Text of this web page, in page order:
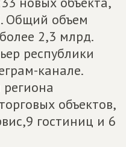
Общий объем
2,3 млрд.
республики
канале.
объектов,
гостиниц и 6